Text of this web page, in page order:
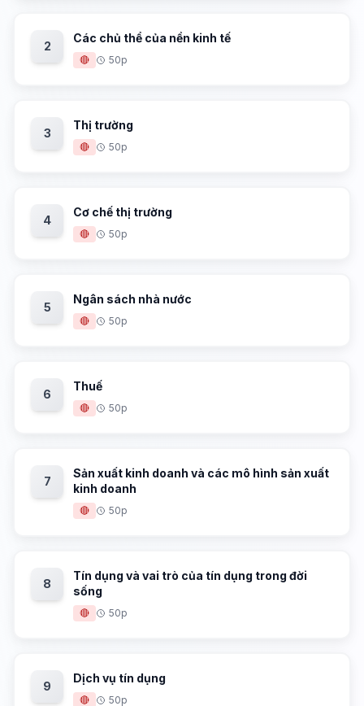
2
Các chủ thể của nền kinh tế
🔴 50p
3
Thị trường
🔴 50p
4
Cơ chế thị trường
🔴 50p
5
Ngân sách nhà nước
🔴 50p
6
Thuế
🔴 50p
7
Sản xuất kinh doanh và các mô hình sản xuất
kinh doanh
🔴 50p
8
Tín dụng và vai trò của tín dụng trong đời
sống
🔴 50p
9
Dịch vụ tín dụng
🔴 50p